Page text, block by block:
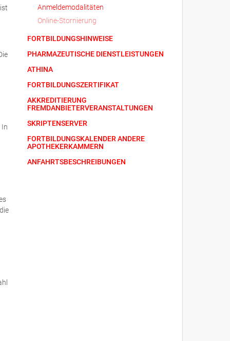
In
Anmeldemodalitäten
Online-Stornierung
FORTBILDUNGSHINWEISE
PHARMAZEUTISCHE DIENSTLEISTUNGEN
ATHINA
FORTBILDUNGSZERTIFIKAT
AKKREDITIERUNG
FREMDANBIETERVERANSTALTUNGEN
SKRIPTENSERVER
FORTBILDUNGSKALENDER ANDERE
APOTHEKERKAMMERN
ANFAHRTSBESCHREIBUNGEN